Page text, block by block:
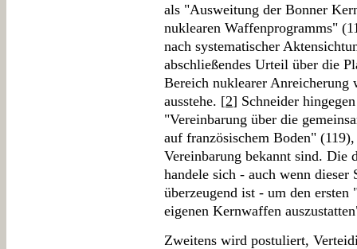
als "Ausweitung der Bonner
nuklearen Waffenprogramms"
nach systematischer
abschließendes Urteil über die
Bereich nuklearer Anreicherung
ausstehe. [2] Schneider
"Vereinbarung über die
auf französischem Boden"
Vereinbarung bekannt sind. Die
handele sich - auch wenn dieser
überzeugend ist - um den
eigenen Kernwaffen
Zweitens wird postuliert,